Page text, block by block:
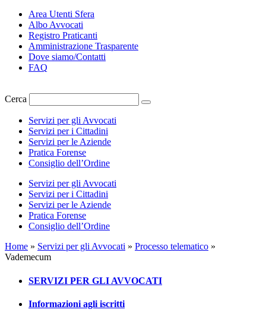
Area Utenti Sfera
Albo Avvocati
Registro Praticanti
Amministrazione Trasparente
Dove siamo/Contatti
FAQ
Cerca
Servizi per gli Avvocati
Servizi per i Cittadini
Servizi per le Aziende
Pratica Forense
Consiglio dell’Ordine
Servizi per gli Avvocati
Servizi per i Cittadini
Servizi per le Aziende
Pratica Forense
Consiglio dell’Ordine
Home » Servizi per gli Avvocati » Processo telematico »
Vademecum
SERVIZI PER GLI AVVOCATI
Informazioni agli iscritti